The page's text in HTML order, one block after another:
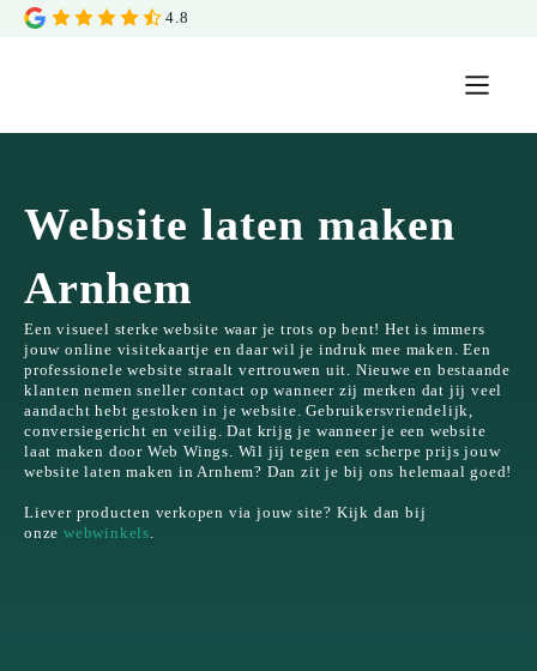
4.8
Website laten maken
Arnhem
Een visueel sterke website waar je trots op bent! Het is immers
jouw online visitekaartje en daar wil je indruk mee maken. Een
professionele website straalt vertrouwen uit. Nieuwe en bestaande
klanten nemen sneller contact op wanneer zij merken dat jij veel
aandacht hebt gestoken in je website. Gebruikersvriendelijk,
conversiegericht en veilig. Dat krijg je wanneer je een website
laat maken door Web Wings. Wil jij tegen een scherpe prijs jouw
website laten maken in Arnhem? Dan zit je bij ons helemaal goed!
Liever producten verkopen via jouw site? Kijk dan bij
onze webwinkels